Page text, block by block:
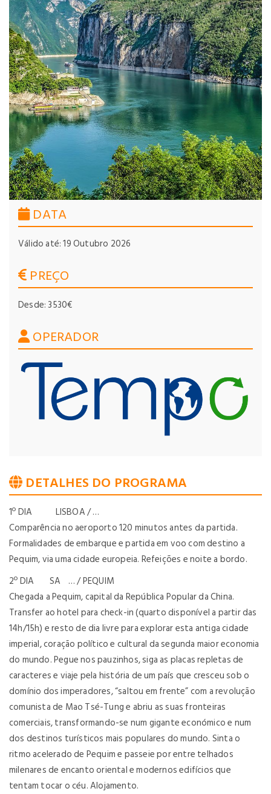
DATA
Válido até: 19 Outubro 2026
PREÇO
Desde: 3530€
OPERADOR
DETALHES DO PROGRAMA
1º DIA LISBOA / …
Comparência no aeroporto 120 minutos antes da partida.
Formalidades de embarque e partida em voo com destino a
Pequim, via uma cidade europeia. Refeições e noite a bordo.
2º DIA SA … / PEQUIM
Chegada a Pequim, capital da República Popular da China.
Transfer ao hotel para check-in (quarto disponível a partir das
14h/15h) e resto de dia livre para explorar esta antiga cidade
imperial, coração político e cultural da segunda maior economia
do mundo. Pegue nos pauzinhos, siga as placas repletas de
caracteres e viaje pela história de um país que cresceu sob o
domínio dos imperadores, “saltou em frente” com a revolução
comunista de Mao Tsé-Tung e abriu as suas fronteiras
comerciais, transformando-se num gigante económico e num
dos destinos turísticos mais populares do mundo. Sinta o
ritmo acelerado de Pequim e passeie por entre telhados
milenares de encanto oriental e modernos edifícios que
tentam tocar o céu. Alojamento.